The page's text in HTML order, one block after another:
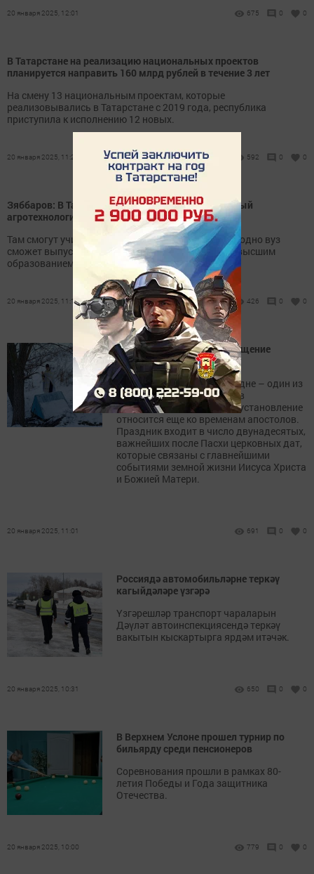
20 января 2025, 12:01 675 0 0
В Татарстане на реализацию национальных проектов
планируется направить 160 млрд рублей в течение 3 лет
На смену 13 национальным проектам, которые
реализовывались в Татарстане с 2019 года, республика
приступила к исполнению 12 новых.
20 января 2025, 11:28 592 0 0
Зяббаров: В Татарстане хотят создать современный
агротехнологический университет
Там смогут учиться более 7 тыс. студентов, а ежегодно вуз
сможет выпускать около 1,2 тыс. специалистов с высшим
образованием.
20 января 2025, 11:17 426 0 0
В Кильдееве отметили Крещение
Господне
Праздник Крещение Господне – один из
самых древних праздников
христианской Церкви. Его установление
относится еще ко временам апостолов.
Праздник входит в число двунадесятых,
важнейших после Пасхи церковных дат,
которые связаны с главнейшими
событиями земной жизни Иисуса Христа
и Божией Матери.
20 января 2025, 11:01 691 0 0
Россиядә автомобильләрне теркәү
кагыйдәләре үзгәрә
Үзгәрешләр транспорт чараларын
Дәүләт автоинспекциясендә теркәү
вакытын кыскартырга ярдәм итәчәк.
20 января 2025, 10:31 650 0 0
В Верхнем Услоне прошел турнир по
бильярду среди пенсионеров
Соревнования прошли в рамках 80-
летия Победы и Года защитника
Отечества.
20 января 2025, 10:00 779 0 0